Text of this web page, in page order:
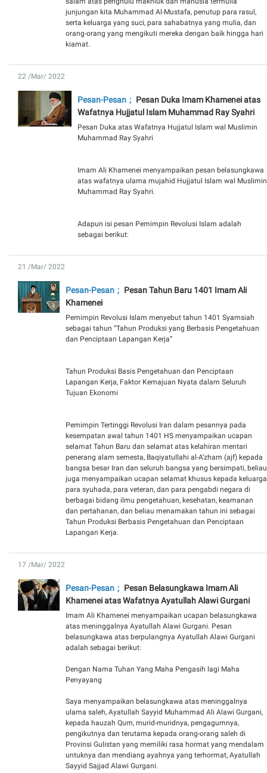
junjungan kita Muhammad Al-Mustafa, penutup para rasul,
serta keluarga yang suci, para sahabatnya yang mulia, dan
orang-orang yang mengikuti mereka dengan baik hingga hari
kiamat.
22 /Mar/ 2022
Pesan-Pesan
Pesan Duka Imam Khamenei atas
Wafatnya Hujjatul Islam Muhammad Ray Syahri
Pesan Duka atas Wafatnya Hujjatul Islam wal Muslimin
Muhammad Ray Syahri
Imam Ali Khamenei menyampaikan pesan belasungkawa
atas wafatnya ulama mujahid Hujjatul Islam wal Muslimin
Muhammad Ray Syahri.
Adapun isi pesan Pemimpin Revolusi Islam adalah
sebagai berikut:
21 /Mar/ 2022
Pesan-Pesan
Pesan Tahun Baru 1401 Imam Ali
Khamenei
Pemimpin Revolusi Islam menyebut tahun 1401 Syamsiah
sebagai tahun “Tahun Produksi yang Berbasis Pengetahuan
dan Penciptaan Lapangan Kerja”
Tahun Produksi Basis Pengetahuan dan Penciptaan
Lapangan Kerja, Faktor Kemajuan Nyata dalam Seluruh
Tujuan Ekonomi
Pemimpin Tertinggi Revolusi Iran dalam pesannya pada
kesempatan awal tahun 1401 HS menyampaikan ucapan
selamat Tahun Baru dan selamat atas kelahiran mentari
penerang alam semesta, Baqiyatullahi al-A’zham (ajf) kepada
bangsa besar Iran dan seluruh bangsa yang bersimpati, beliau
juga menyampaikan ucapan selamat khusus kepada keluarga
para syuhada, para veteran, dan para pengabdi negara di
berbagai bidang ilmu pengetahuan, kesehatan, keamanan
dan pertahanan, dan beliau menamakan tahun ini sebagai
Tahun Produksi Berbasis Pengetahuan dan Penciptaan
Lapangan Kerja.
17 /Mar/ 2022
Pesan-Pesan
Pesan Belasungkawa Imam Ali
Khamenei atas Wafatnya Ayatullah Alawi Gurgani
Imam Ali Khamenei menyampaikan ucapan belasungkawa
atas meninggalnya Ayatullah Alawi Gurgani. Pesan
belasungkawa atas berpulangnya Ayatullah Alawi Gurgani
adalah sebagai berikut:
Dengan Nama Tuhan Yang Maha Pengasih lagi Maha
Penyayang
Saya menyampaikan belasungkawa atas meninggalnya
ulama saleh, Ayatullah Sayyid Muhammad Ali Alawi Gurgani,
kepada hauzah Qum, murid-muridnya, pengagumnya,
pengikutnya dan terutama kepada orang-orang saleh di
Provinsi Gulistan yang memiliki rasa hormat yang mendalam
untuknya dan mendiang ayahnya yang terhormat, Ayatullah
Sayyid Sajjad Alawi Gurgani.